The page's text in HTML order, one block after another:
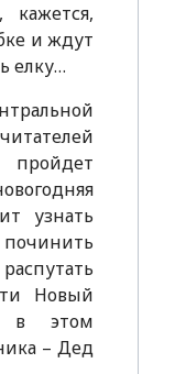
кажется,
и ждут
елку…
узнать
починить
Новый
в этом
– Дед